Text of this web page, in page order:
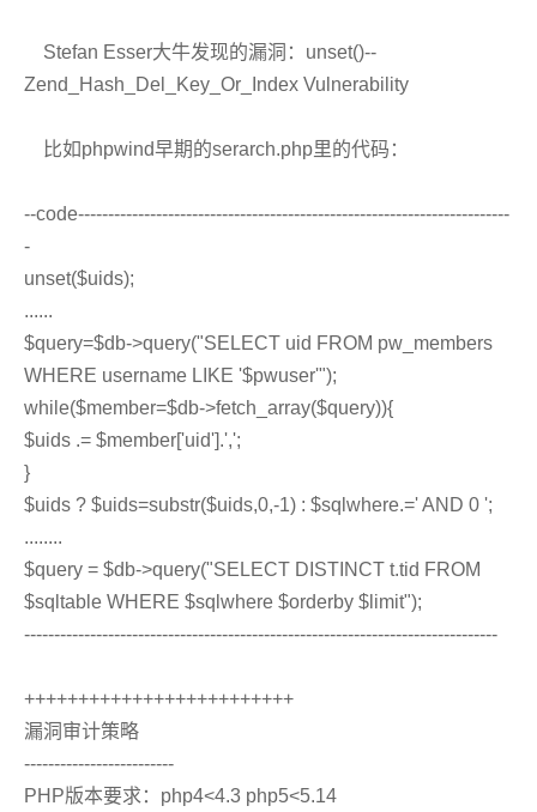
Stefan Esser大牛发现的漏洞：unset()--
Zend_Hash_Del_Key_Or_Index Vulnerability
比如phpwind早期的serarch.php里的代码：
--code------------------------------------------------------------------------
-
unset($uids);
......
$query=$db->query("SELECT uid FROM pw_members
WHERE username LIKE '$pwuser'");
while($member=$db->fetch_array($query)){
$uids .= $member['uid'].',';
}
$uids ? $uids=substr($uids,0,-1) : $sqlwhere.=' AND 0 ';
........
$query = $db->query("SELECT DISTINCT t.tid FROM
$sqltable WHERE $sqlwhere $orderby $limit");
-------------------------------------------------------------------------------
+++++++++++++++++++++++++
漏洞审计策略
-------------------------
PHP版本要求：php4<4.3 php5<5.14